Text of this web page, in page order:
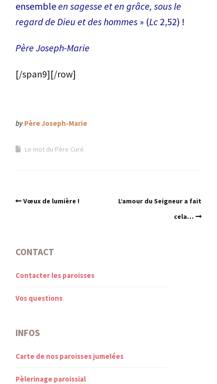
ensembleen sagesse et en grâce, sous le
regard de Dieu et des hommes » (Lc 2,52) !
Père Joseph-Marie
[/span9][/row]
by Père Joseph-Marie
Le mot du Père Curé
Vœux de lumière !
L’amour du Seigneur a fait
cela…
CONTACT
Contacter les paroisses
Vos questions
INFOS
Carte de nos paroisses jumelées
Pèlerinage paroissial